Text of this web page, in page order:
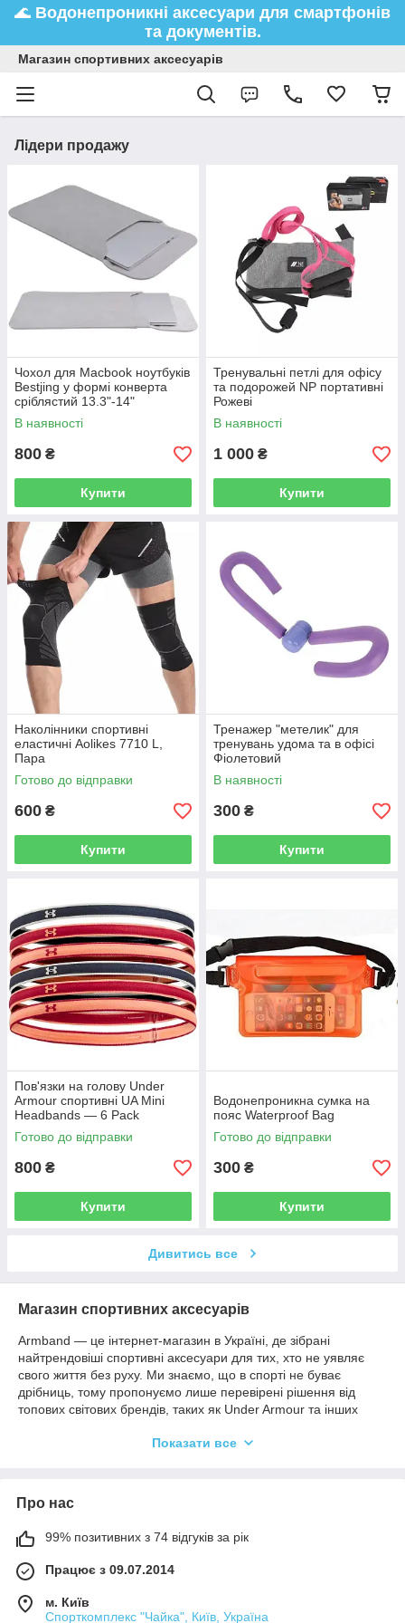
🌊 Водонепроникні аксесуари для смартфонів
та документів.
Магазин спортивних аксесуарів
Лідери продажу
Чохол для Macbook ноутбуків
Bestjing у формі конверта
сріблястий 13.3"-14"
В наявності
800 ₴
Купити
Тренувальні петлі для офісу
та подорожей NP портативні
Рожеві
В наявності
1 000 ₴
Купити
Наколінники спортивні
еластичні Aolikes 7710 L,
Пара
Готово до відправки
600 ₴
Купити
Тренажер "метелик" для
тренувань удома та в офісі
Фіолетовий
В наявності
300 ₴
Купити
Пов'язки на голову Under
Armour спортивні UA Mini
Headbands — 6 Pack
Downpour Gray/Chakra
Готово до відправки
800 ₴
Купити
Водонепроникна сумка на
пояс Waterproof Bag
Готово до відправки
300 ₴
Купити
Дивитись все
Магазин спортивних аксесуарів
Armband — це інтернет-магазин в Україні, де зібрані
найтрендовіші спортивні аксесуари для тих, хто не уявляє
свого життя без руху. Ми знаємо, що в спорті не буває
дрібниць, тому пропонуємо лише перевірені рішення від
топових світових брендів, таких як Under Armour та інших
Чому обирають Armband?
новинками, щоб ви виглядали бездоганно на кожному
Якість без компромісів
максимальний комфорт, надійну фіксацію та відведення
результаті.
Показати все
Про нас
99% позитивних з 74 відгуків за рік
Працює з 09.07.2014
м. Київ
Спорткомплекс "Чайка", Київ, Україна